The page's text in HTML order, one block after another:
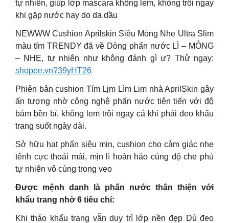
tự nhiên, giúp lớp mascara không lem, không trôi ngay
khi gặp nước hay do da dầu
NEWWW Cushion Aprilskin Siêu Mỏng Nhẹ Ultra Slim
màu tím TRENDY đã về Dòng phấn nước LÌ – MỎNG
– NHẸ, tự nhiên như không đánh gì ư? Thử ngay:
shopee.vn?39yHT26
Phiên bản cushion Tím Lịm Lìm Lim nhà AprilSkin gây
ấn tượng nhờ công nghệ phấn nước tiên tiến với độ
bám bền bỉ, không lem trôi ngay cả khi phải đeo khẩu
trang suốt ngày dài.
Sở hữu hạt phấn siêu mịn, cushion cho cảm giác nhẹ
tênh cực thoải mái, mịn lì hoàn hảo cùng độ che phủ
tự nhiên vô cùng trong veo
Được mệnh danh là phấn nước thân thiện với
khẩu trang nhờ 6 tiêu chí:
Khi tháo khẩu trang vẫn duy trì lớp nền đẹp Dù đeo